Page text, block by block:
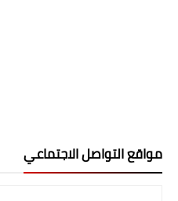
مواقع التواصل الاجتماعي